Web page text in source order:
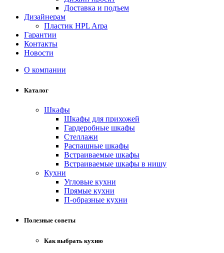
Доставка и подъем
Дизайнерам
Пластик HPL Arpa
Гарантии
Контакты
Новости
О компании
Каталог
Шкафы
Шкафы для прихожей
Гардеробные шкафы
Стеллажи
Распашные шкафы
Встраиваемые шкафы
Встраиваемые шкафы в нишу
Кухни
Угловые кухни
Прямые кухни
П-образные кухни
Полезные советы
Как выбрать кухню